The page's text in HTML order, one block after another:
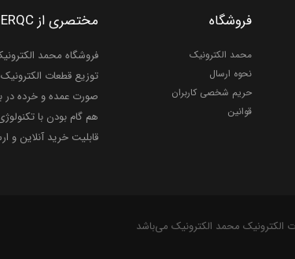
فروشگاه
محمد الکترونیک
نحوه ارسال
حریم شخصی کاربران
قوانین
مختصری از MERQC
فروشگاه محمد
توزیع قطعات
صورت عمده و خرده در
هم گام بودن با
قابلیت خرید آنلاین و
الکترونیک محمد الکترونیک می‌باشد